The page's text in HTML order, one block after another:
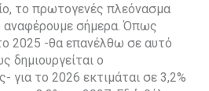
το πρωτογενές πλεόνασμα
αναφέρουμε σήμερα. Όπως
2025 -θα επανέλθω σε αυτό
δημιουργείται ο
για το 2026 εκτιμάται σε 3,2%